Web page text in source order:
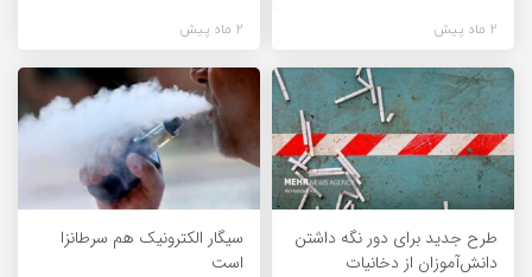
2 ماه پیش 2 ماه پیش
طرح جدید برای دور نگه داشتن
دانش‌آموزان از دخانیات
سیگار الکترونیک هم سرطانزا
است